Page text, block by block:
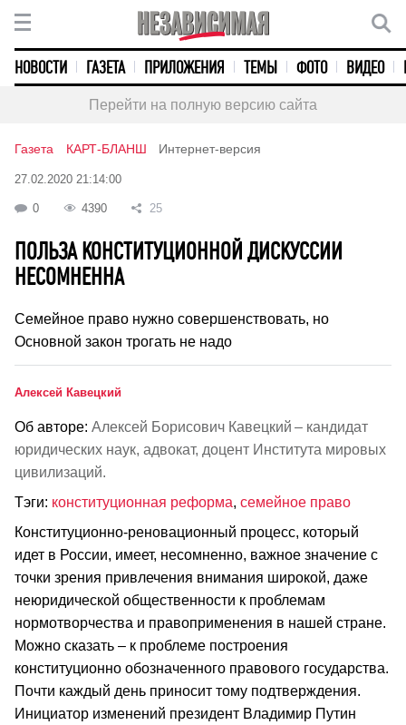
НОВОСТИ ГАЗЕТА ПРИЛОЖЕНИЯ ТЕМЫ ФОТО ВИДЕО
Перейти на полную версию сайта
Газета КАРТ-БЛАНШ Интернет-версия
27.02.2020 21:14:00
0 4390 25
ПОЛЬЗА КОНСТИТУЦИОННОЙ ДИСКУССИИ
НЕСОМНЕННА
Семейное право нужно совершенствовать, но
Основной закон трогать не надо
Алексей Кавецкий
Об авторе: Алексей Борисович Кавецкий – кандидат
юридических наук, адвокат, доцент Института мировых
цивилизаций.
Тэги: конституционная реформа, семейное право
Конституционно-реновационный процесс, который
идет в России, имеет, несомненно, важное значение с
точки зрения привлечения внимания широкой, даже
неюридической общественности к проблемам
нормотворчества и правоприменения в нашей стране.
Можно сказать – к проблеме построения
конституционно обозначенного правового государства.
Почти каждый день приносит тому подтверждения.
Инициатор изменений президент Владимир Путин